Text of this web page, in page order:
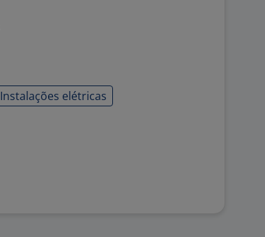
Instalações elétricas